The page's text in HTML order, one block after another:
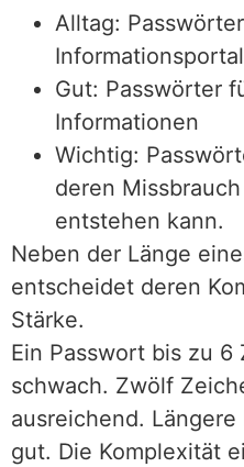
Alltag:
Gut: Passwörter
Informationen
Wichtig:
deren
entstehen kann.
Neben der Länge
entscheidet deren
Stärke.
Ein Passwort bis zu 6
schwach. Zwölf
ausreichend.
gut. Die Komplexität